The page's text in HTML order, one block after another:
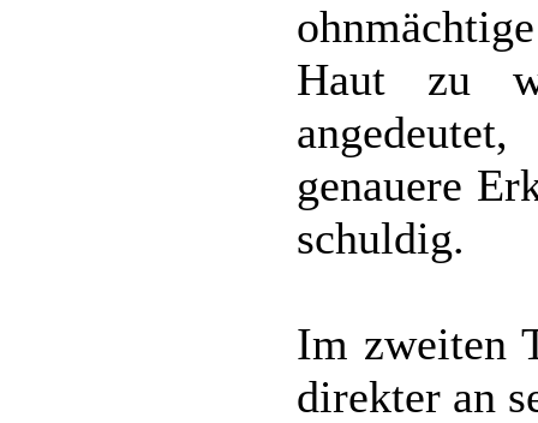
Haut zu
genauere
schuldig.
Im zweiten
direkter an